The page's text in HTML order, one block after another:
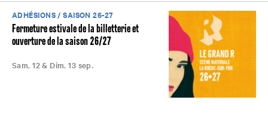
ADHÉSIONS / SAISON 26-27
Fermeture estivale de la billetterie et
ouverture de la saison 26/27
Sam. 12 & Dim. 13 sep.